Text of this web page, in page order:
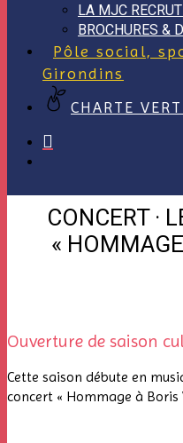
LA MJC
BROCHURES &
Pôle social,
Girondins
CHARTE
CONCERT ·
«
Ouverture de saison
Cette saison débute en
concert « Hommage à Boris